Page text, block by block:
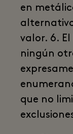
en
valor. 6.
ningún
que no